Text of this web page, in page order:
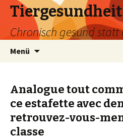
Chronisch gesund
Menü
Analogue tout
ce estafette avec
retrouvez-vous-
classe